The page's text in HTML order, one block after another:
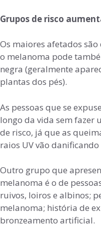
Grupos de risco
Os maiores afetados
o melanoma pode
negra (geralmente
plantas dos pés).
As pessoas que se
longo da vida sem fazer
de risco, já que as
raios UV vão
Outro grupo que
melanoma é o de
ruivos, loiros e albinos;
melanoma; história de
bronzeamento artificial.